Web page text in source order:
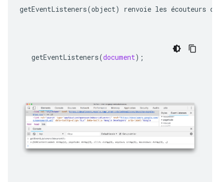
getEventListeners(object) renvoie les écouteurs
getEventListeners(document);